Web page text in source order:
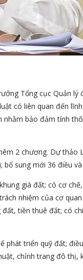
Tổng cục Quản lý
có liên quan đến
nhằm bảo đảm tính
2 chương. Dự thảo
sung mới 36 điều
giá đất; có cơ
nhiệm của cơ
tiền thuê đất; có
phát triển quỹ đất;
chỉnh trang đô thị,